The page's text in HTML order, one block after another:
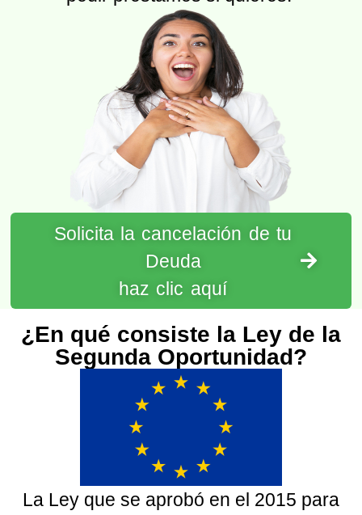
Solicita la cancelación de tu
Deuda
haz clic aquí
¿En qué consiste la Ley de la
Segunda Oportunidad?
La Ley que se aprobó en el 2015 para